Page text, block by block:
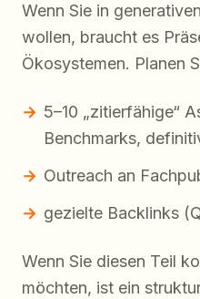
Wenn Sie in
wollen, braucht es
Ökosystemen. Planen
5–10 „zitierfähige“
Benchmarks,
Outreach an
gezielte Backlinks
Wenn Sie diesen Teil
möchten, ist ein